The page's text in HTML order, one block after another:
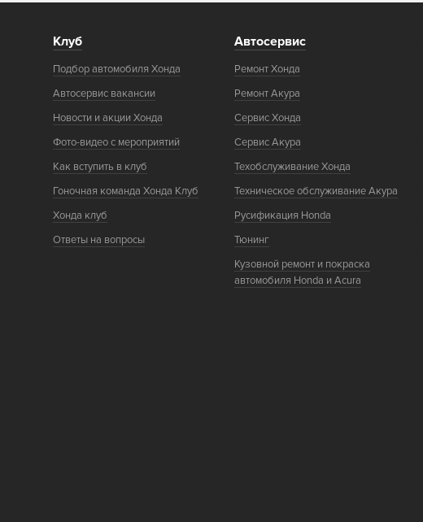
Клуб
Подбор автомобиля Хонда
Автосервис вакансии
Новости и акции Хонда
Фото-видео с мероприятий
Как вступить в клуб
Гоночная команда Хонда Клуб
Хонда клуб
Ответы на вопросы
Автосервис
Ремонт Хонда
Ремонт Акура
Сервис Хонда
Сервис Акура
Техобслуживание Хонда
Техническое обслуживание Акура
Русификация Honda
Тюнинг
Кузовной ремонт и покраска
автомобиля Honda и Acura